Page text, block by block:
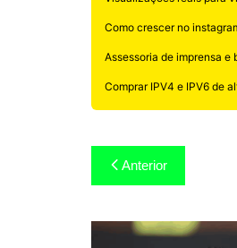
Como crescer no
Assessoria de imprensa e
Comprar IPV4 e IPV6 de
Navegação
de
Post
Anterior